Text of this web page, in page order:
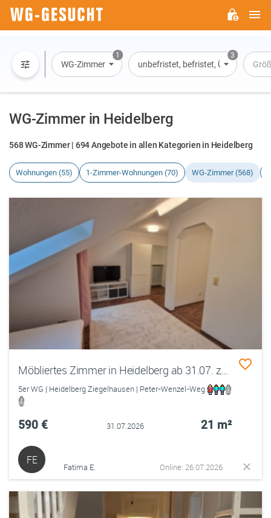
1
WG-Zimmer
3
unbefristet, befristet, Übernachtung
WG-Zimmer in Heidelberg
568 WG-Zimmer | 694 Angebote in allen Kategorien in Heidelberg
Wohnungen (55) 1-Zimmer-Wohnungen (70) WG-Zimmer (568)
Möbliertes Zimmer in Heidelberg ab 31.07. zu vermieten.
5er WG | Heidelberg Ziegelhausen | Peter-Wenzel-Weg
590 € 31.07.2026 21 m²
FE
Fatima E. Online: 26.07.2026